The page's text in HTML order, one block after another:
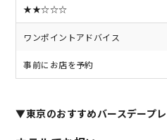
★★☆☆☆
ワンポイントアドバイス
事前にお店を予約
▼東京のおすすめバースデープ